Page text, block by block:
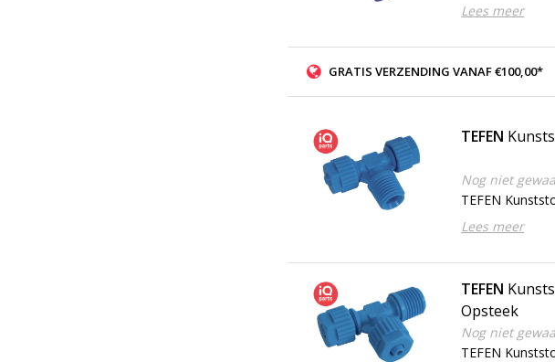
Lees meer
GRATIS VERZENDING VANAF €100,00*
TEFEN
Nog niet
TEFEN
Lees meer
TEFEN
Opsteek
Nog niet
TEFEN